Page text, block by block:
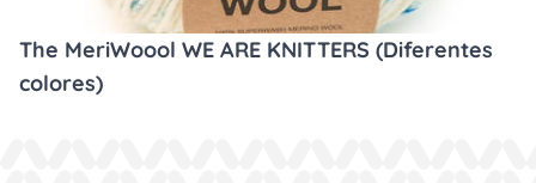
The MeriWoool WE ARE KNITTERS (Diferentes
colores)